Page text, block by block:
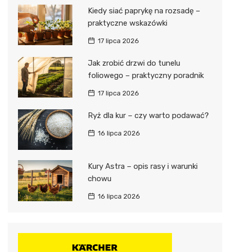
Kiedy siać paprykę na rozsadę –
praktyczne wskazówki
17 lipca 2026
Jak zrobić drzwi do tunelu
foliowego – praktyczny poradnik
17 lipca 2026
Ryż dla kur – czy warto podawać?
16 lipca 2026
Kury Astra – opis rasy i warunki
chowu
16 lipca 2026